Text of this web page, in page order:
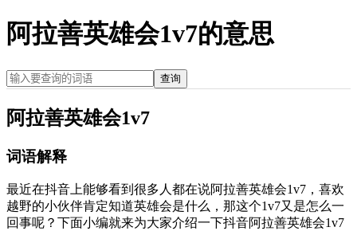
阿拉善英雄会1v7的意思
查询
阿拉善英雄会1v7
词语解释
最近在抖音上能够看到很多人都在说阿拉善英雄会1v7，喜欢
越野的小伙伴肯定知道英雄会是什么，那这个1v7又是怎么一
回事呢？下面小编就来为大家介绍一下抖音阿拉善英雄会1v7